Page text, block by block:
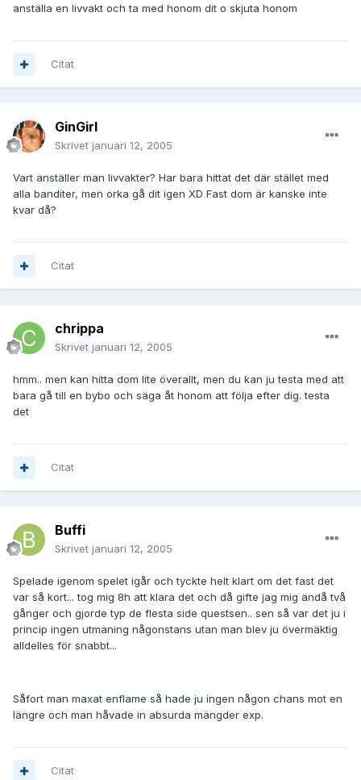
anställa en livvakt och ta med honom dit o skjuta honom
Citat
GinGirl
Skrivet januari 12, 2005
Vart anställer man livvakter? Har bara hittat det där stället med
alla banditer, men orka gå dit igen XD Fast dom är kanske inte
kvar då?
Citat
chrippa
Skrivet januari 12, 2005
hmm.. men kan hitta dom lite överallt, men du kan ju testa med att
bara gå till en bybo och säga åt honom att följa efter dig. testa
det
Citat
Buffi
Skrivet januari 12, 2005
Spelade igenom spelet igår och tyckte helt klart om det fast det
var så kort... tog mig 8h att klara det och då gifte jag mig ändå två
gånger och gjorde typ de flesta side questsen.. sen så var det ju i
princip ingen utmaning någonstans utan man blev ju övermäktig
alldelles för snabbt...
Såfort man maxat enflame så hade ju ingen någon chans mot en
längre och man håvade in absurda mängder exp.
Citat